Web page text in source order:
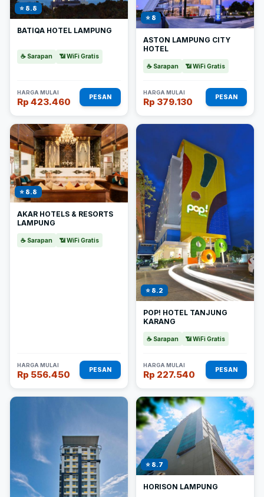
⭐ 8.8
BATIQA HOTEL LAMPUNG
☕ Sarapan 📶 WiFi Gratis
HARGA MULAI
Rp 423.460 PESAN
⭐ 8
ASTON LAMPUNG CITY
HOTEL
☕ Sarapan 📶 WiFi Gratis
HARGA MULAI
Rp 379.130 PESAN
⭐ 8.8
AKAR HOTELS & RESORTS
LAMPUNG
☕ Sarapan 📶 WiFi Gratis
HARGA MULAI
Rp 556.450 PESAN
⭐ 8.2
POP! HOTEL TANJUNG
KARANG
☕ Sarapan 📶 WiFi Gratis
HARGA MULAI
Rp 227.540 PESAN
⭐ 8.7
HORISON LAMPUNG